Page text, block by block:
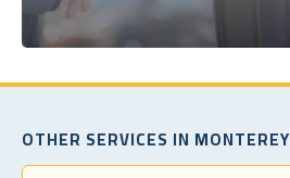
OTHER SERVICES IN MONTEREY